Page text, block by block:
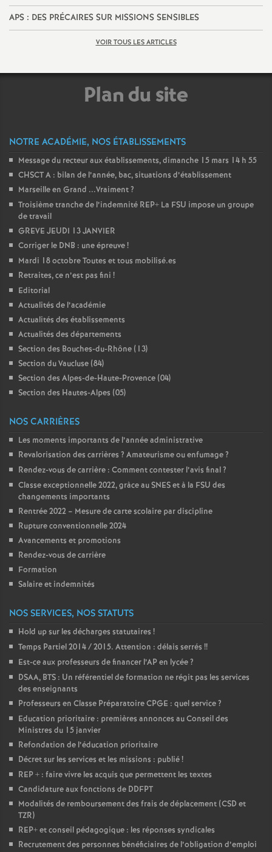
r
l
é
a
s
APS : DES PRÉCAIRES SUR MISSIONS SENSIBLES
VOIR TOUS LES ARTICLES
Plan du site
NOTRE ACADÉMIE, NOS ÉTABLISSEMENTS
Message du recteur aux établissements, dimanche 15 mars 14 h 55
CHSCT A : bilan de l’année, bac, situations d’établissement
Marseille en Grand ...Vraiment?
Troisième tranche de l’indemnité REP+ La FSU impose un groupe
de travail
GREVE JEUDI 13 JANVIER
Corriger le DNB : une épreuve!
Mardi 18 octobre Toutes et tous mobilisé.es
Retraites, ce n’est pas fini !
Editorial
Actualités de l’académie
Actualités des établissements
Actualités des départements
Section des Bouches-du-Rhône (13)
Section du Vaucluse (84)
Section des Alpes-de-Haute-Provence (04)
Section des Hautes-Alpes (05)
NOS CARRIÈRES
Les moments importants de l’année administrative
Revalorisation des carrières ? Amateurisme ou enfumage?
Rendez-vous de carrière : Comment contester l’avis final?
Classe exceptionnelle 2022, gràce au SNES et à la FSU des
changements importants
Rentrée 2022 – Mesure de carte scolaire par discipline
Rupture conventionnelle 2024
Avancements et promotions
Rendez-vous de carrière
Formation
Salaire et indemnités
NOS SERVICES, NOS STATUTS
Hold up sur les décharges statutaires !
Temps Partiel 2014 / 2015. Attention : délais serrés !!
Est-ce aux professeurs de financer l’AP en lycée?
DSAA, BTS : Un référentiel de formation ne régit pas les services
des enseignants
Professeurs en Classe Préparatoire CPGE : quel service?
Education prioritaire : premières annonces au Conseil des
Ministres du 15 janvier
Refondation de l’éducation prioritaire
Décret sur les services et les missions : publié!
REP + : faire vivre les acquis que permettent les textes
Candidature aux fonctions de DDFPT
Modalités de remboursement des frais de déplacement (CSD et
TZR)
REP+ et conseil pédagogique : les réponses syndicales
Recrutement des personnes bénéficiaires de l’obligation d’emploi